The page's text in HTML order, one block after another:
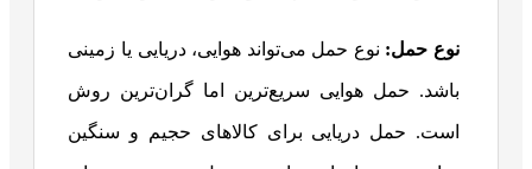
نوع حمل: نوع حمل می‌تواند هوایی، دریایی یا زمینی
باشد. حمل هوایی سریع‌ترین اما گران‌ترین روش
است. حمل دریایی برای کالاهای حجیم و سنگین